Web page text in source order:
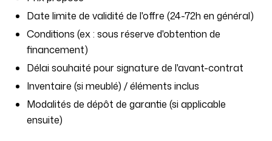
Date limite de validité de l'offre (24-72h en général)
Conditions (ex : sous réserve d'obtention de
financement)
Délai souhaité pour signature de l'avant-contrat
Inventaire (si meublé) / éléments inclus
Modalités de dépôt de garantie (si applicable
ensuite)